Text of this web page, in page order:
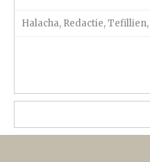
Halacha, Redactie,Tefillien,